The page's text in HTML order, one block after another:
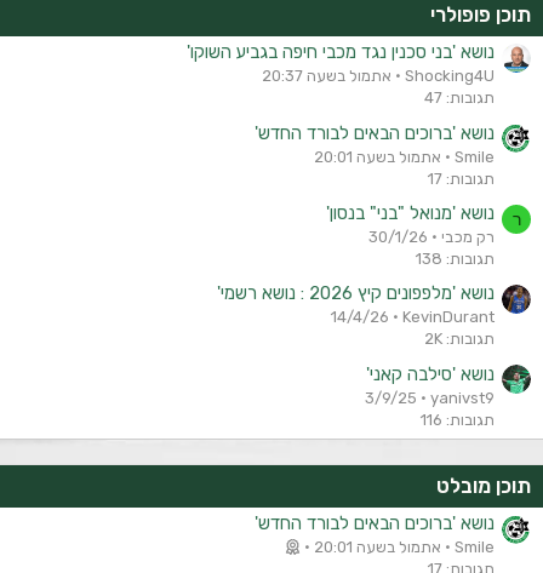
תוכן פופולרי
נושא 'בני סכנין נגד מכבי חיפה בגביע השוקו'
Shocking4U
אתמול בשעה 20:37
תגובות: 47
נושא 'ברוכים הבאים לבורד החדש'
Smile
אתמול בשעה 20:01
תגובות: 17
ר נושא 'מנואל "בני" בנסון'
רק מכבי
30/1/26
תגובות: 138
נושא 'מלפפונים קיץ 2026 : נושא רשמי'
KevinDurant
14/4/26
תגובות: 2K
נושא 'סילבה קאני'
yanivst9
3/9/25
תגובות: 116
תוכן מובלט
נושא 'ברוכים הבאים לבורד החדש'
Smile
אתמול בשעה 20:01
תגובות: 17